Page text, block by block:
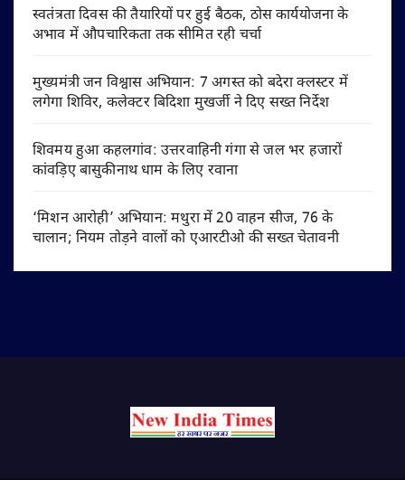
स्वतंत्रता दिवस की तैयारियों पर हुई बैठक, ठोस कार्ययोजना के
अभाव में औपचारिकता तक सीमित रही चर्चा
मुख्यमंत्री जन विश्वास अभियान: 7 अगस्त को बदेरा क्लस्टर में
लगेगा शिविर, कलेक्टर बिदिशा मुखर्जी ने दिए सख्त निर्देश
शिवमय हुआ कहलगांव: उत्तरवाहिनी गंगा से जल भर हजारों
कांवड़िए बासुकीनाथ धाम के लिए रवाना
‘मिशन आरोही’ अभियान: मथुरा में 20 वाहन सीज, 76 के
चालान; नियम तोड़ने वालों को एआरटीओ की सख्त चेतावनी